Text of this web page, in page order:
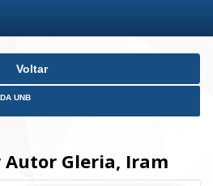
Voltar
UNB
Autor Gleria, Iram